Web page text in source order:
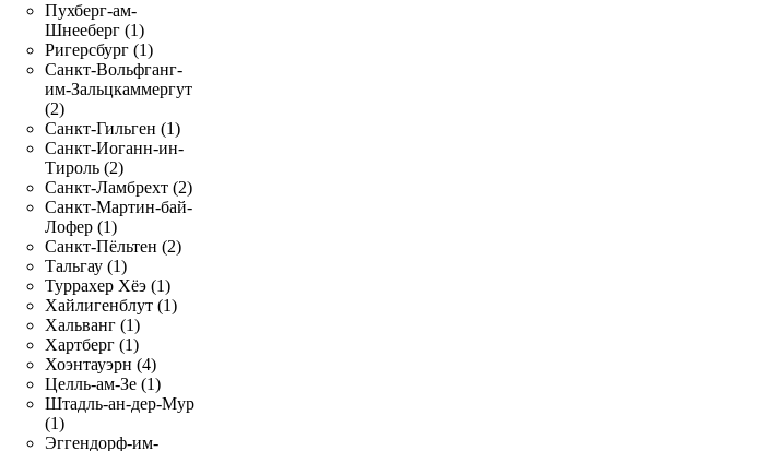
Пухберг-ам-
Шнееберг (1)
Ригерсбург (1)
Санкт-Вольфганг-
им-Зальцкаммергут
(2)
Санкт-Гильген (1)
Санкт-Иоганн-ин-
Тироль (2)
Санкт-Ламбрехт (2)
Санкт-Мартин-бай-
Лофер (1)
Санкт-Пёльтен (2)
Тальгау (1)
Туррахер Хёэ (1)
Хайлигенблут (1)
Хальванг (1)
Хартберг (1)
Хоэнтауэрн (4)
Целль-ам-Зе (1)
Штадль-ан-дер-Мур
(1)
Эггендорф-им-